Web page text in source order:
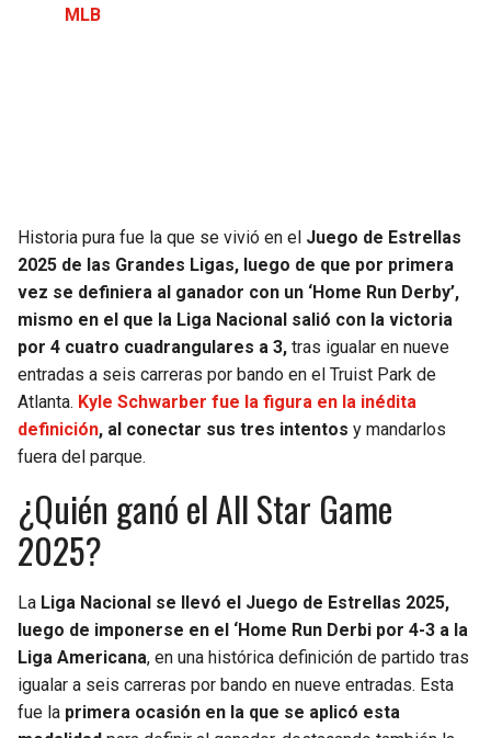
JAGUARS
EAGLES
SEAHAWKS
PACKERS
WIZARDS
SUNS
PELICANS
TIMBERWOLVES
MLB
Historia pura fue la que se vivió en el Juego de Estrellas
2025 de las Grandes Ligas, luego de que por primera
vez se definiera al ganador con un ‘Home Run Derby’,
mismo en el que la Liga Nacional salió con la victoria
por 4 cuatro cuadrangulares a 3, tras igualar en nueve
entradas a seis carreras por bando en el Truist Park de
Atlanta. Kyle Schwarber fue la figura en la inédita
definición, al conectar sus tres intentos y mandarlos
fuera del parque.
¿Quién ganó el All Star Game
2025?
La Liga Nacional se llevó el Juego de Estrellas 2025,
luego de imponerse en el ‘Home Run Derbi por 4-3 a la
Liga Americana, en una histórica definición de partido tras
igualar a seis carreras por bando en nueve entradas. Esta
fue la primera ocasión en la que se aplicó esta